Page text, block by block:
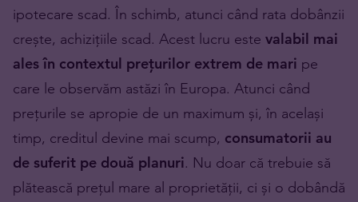
ipotecare scad. În schimb, atunci când rata dobânzii
crește, achizițiile scad. Acest lucru este valabil mai
ales în contextul prețurilor extrem de mari pe
care le observăm astăzi în Europa. Atunci când
prețurile se apropie de un maximum și, în același
timp, creditul devine mai scump, consumatorii au
de suferit pe două planuri. Nu doar că trebuie să
plătească prețul mare al proprietății, ci și o dobândă